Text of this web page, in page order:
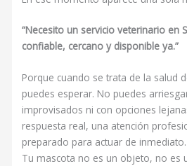
“Necesito un servicio veterinario en
confiable, cercano y disponible ya.”
Porque cuando se trata de la salud
puedes esperar. No puedes
improvisados ni con opciones
respuesta real, una atención
preparado para actuar de inmediato.
Tu mascota no es un objeto, no es